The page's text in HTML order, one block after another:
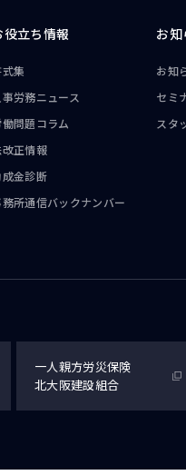
役立ち情報
集
事労務ニュース
働問題コラム
正情報
金診断
所通信バックナンバー
お知
お知
セミ
スタ
一人親方労災保険
北大阪建設組合